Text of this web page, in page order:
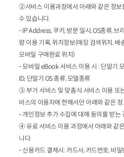
②서비스 이용과정에서 아래와 같은 정보
수 있습니다.
- IP Address, 쿠키, 방문 일시, OS종류, 브
량 이용 기록, 위치정보(매장 검색위치, 배
모바일 구매완료 위치)
- 모바일 eBook 서비스 이용 시 : 단말기
ID, 단말기 OS 종류, 모델종류
③ 부가 서비스 및 맞춤식 서비스 이용 또
비스의 이용자에 한해서만 아래와 같은
- 개인정보 추가 수집에 대해 동의를 받는
④ 유료 서비스 이용 과정에서 아래와 같
니다.
- 신용카드 결제시: 카드사, 카드번호, 비밀